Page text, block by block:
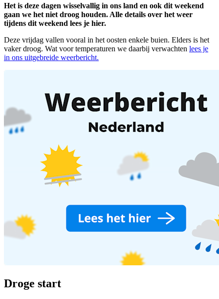
Het is deze dagen wisselvallig in ons land en ook dit weekend
gaan we het niet droog houden. Alle details over het weer
tijdens dit weekend lees je hier.
Deze vrijdag vallen vooral in het oosten enkele buien. Elders is het
vaker droog. Wat voor temperaturen we daarbij verwachten lees je
in ons uitgebreide weerbericht.
Droge start